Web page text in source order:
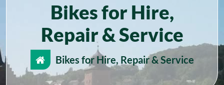
Bikes for Hire,
Repair & Service
Bikes for Hire, Repair & Service